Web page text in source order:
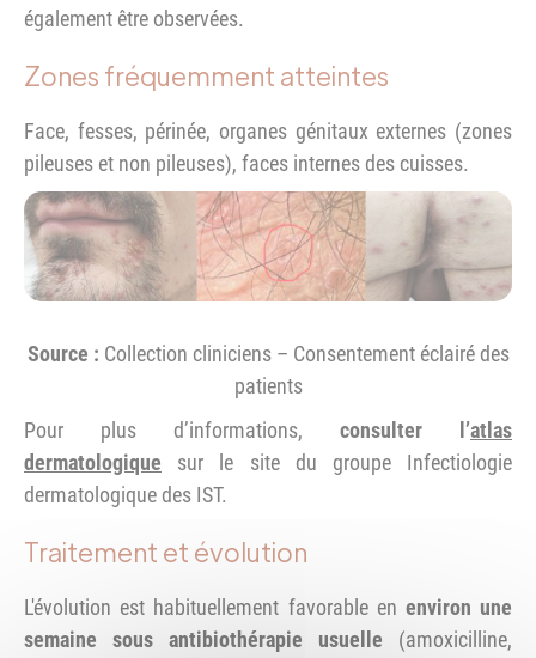
également être observées.
Zones fréquemment atteintes
Face, fesses, périnée, organes génitaux externes (zones
pileuses et non pileuses), faces internes des cuisses.
Source : Collection cliniciens – Consentement éclairé des
patients
Pour plus d’informations, consulter l’atlas
dermatologique sur le site du groupe Infectiologie
dermatologique des IST.
Traitement et évolution
L'évolution est habituellement favorable en environ une
semaine sous antibiothérapie usuelle (amoxicilline,